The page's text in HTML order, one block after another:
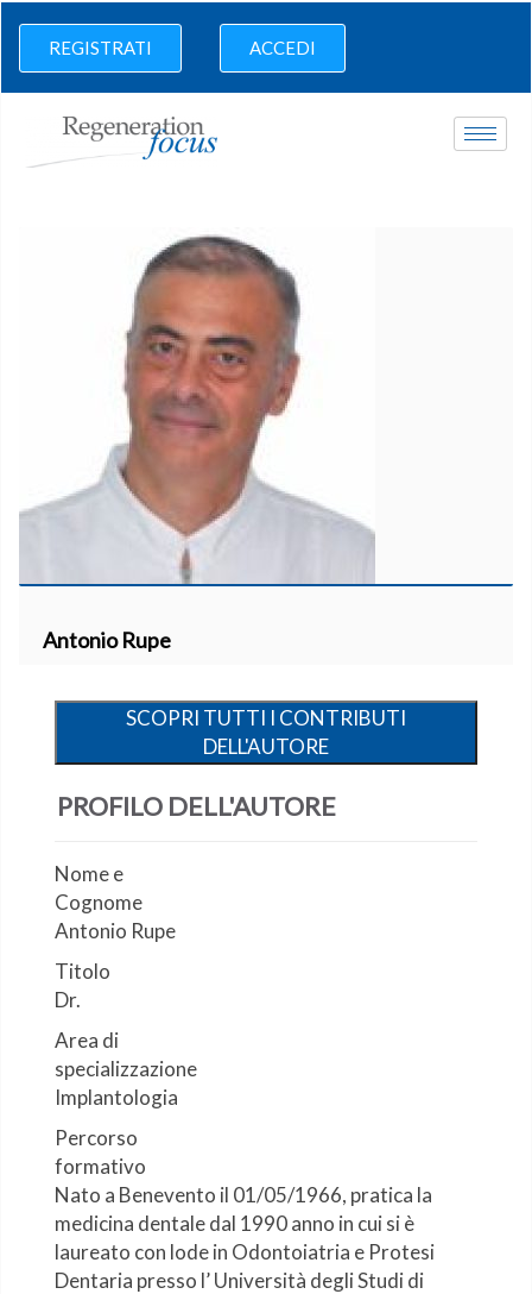
REGISTRATI ACCEDI
Antonio Rupe
SCOPRI TUTTI I CONTRIBUTI
DELL'AUTORE
PROFILO DELL'AUTORE
Nome e
Cognome
Antonio Rupe
Titolo
Dr.
Area di
specializzazione
Implantologia
Percorso
formativo
Nato a Benevento il 01/05/1966, pratica la
medicina dentale dal 1990 anno in cui si è
laureato con lode in Odontoiatria e Protesi
Dentaria presso l’ Università degli Studi di